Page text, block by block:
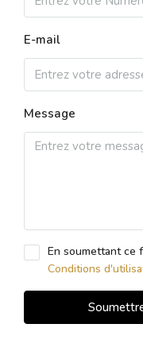
E-mail
Message
En soumettant ce
Conditions